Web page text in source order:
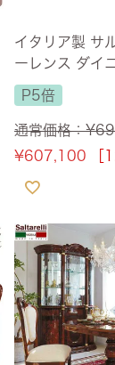
イタリア製 サ
ーレンス ダイ
4人掛け パー
5cm 【送料無
ス付】
P5倍
通常価格：¥
¥607,100 ［